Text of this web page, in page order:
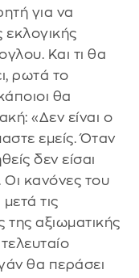
για να
εκλογικής
Και τι θα
ρωτά το
θα
«Δεν είναι ο
εμείς. Όταν
δεν είσαι
κανόνες του
τις
αξιωματικής
θα περάσει